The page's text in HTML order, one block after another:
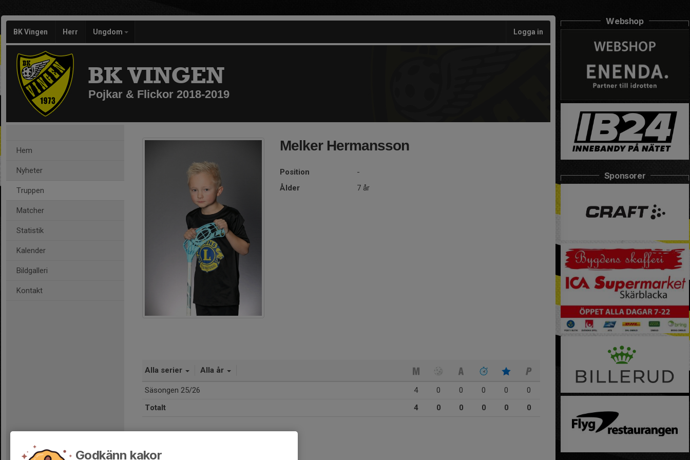
BK Vingen Herr Ungdom Logga in
BK VINGEN
Pojkar & Flickor 2018-2019
Hem
Nyheter
Truppen
Matcher
Statistik
Kalender
Bildgalleri
Kontakt
Melker Hermansson
Position
-
Ålder
7 år
Alla serier Alla år
Säsongen 25/26 4 0 0 0 0
0
Totalt
4 0 0 0 0 0
Webshop
Sponsorer
Godkänn kakor